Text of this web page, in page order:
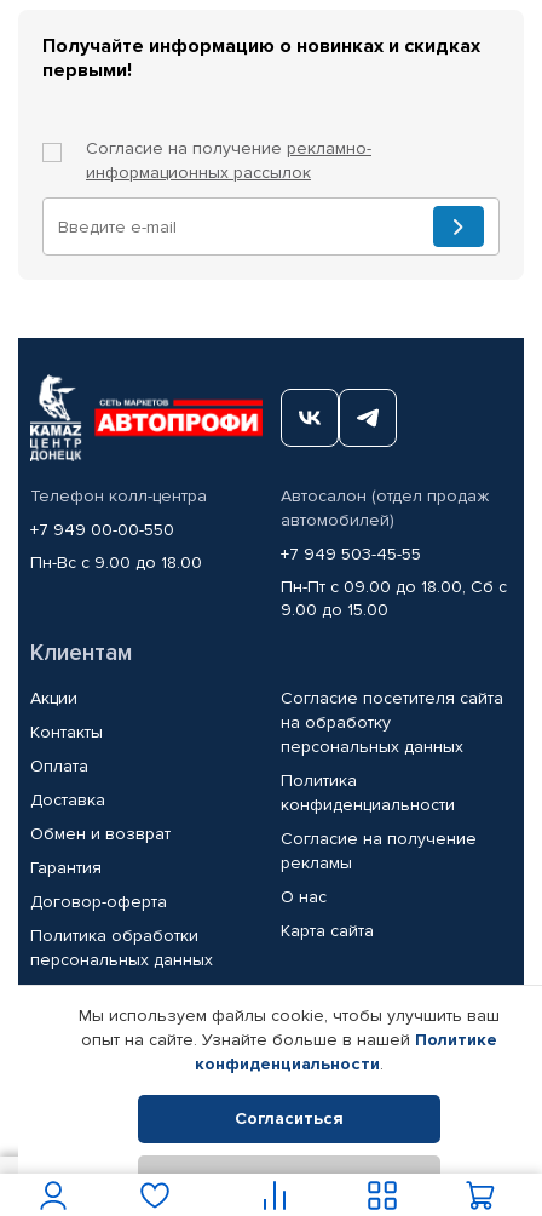
Получайте информацию о новинках и скидках
первыми!
Согласие на получение рекламно-
информационных рассылок
Телефон колл-центра
+7 949 00-00-550
Пн-Вс с 9.00 до 18.00
Автосалон (отдел продаж
автомобилей)
+7 949 503-45-55
Пн-Пт с 09.00 до 18.00, Сб с
9.00 до 15.00
Клиентам
Акции
Контакты
Оплата
Доставка
Обмен и возврат
Гарантия
Договор-оферта
Политика обработки
персональных данных
Согласие посетителя сайта
на обработку
персональных данных
Политика
конфиденциальности
Согласие на получение
рекламы
О нас
Карта сайта
Партнерам
Корпоративным клиентам
Поставщикам
Реквизиты компании
© КАМАЗ ЦЕНТР ДОНЕЦК, 2015-2026. Все права защищены.
Интернет-магазин автомобильных товаров Автопрофи.
Мы используем файлы cookie, чтобы улучшить ваш
опыт на сайте. Узнайте больше в нашей Политике
конфиденциальности.
Согласиться
Отклонить
В корзину